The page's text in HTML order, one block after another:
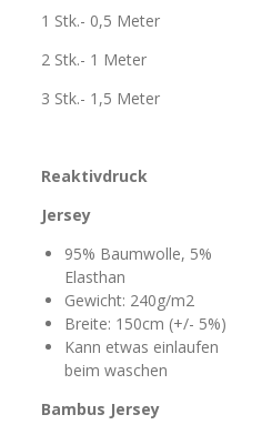
1 Stk.- 0,5 Meter
2 Stk.- 1 Meter
3 Stk.- 1,5 Meter
Reaktivdruck
Jersey
95% Baumwolle, 5%
Elasthan
Gewicht: 240g/m2
Breite: 150cm (+/- 5%)
Kann etwas einlaufen
beim waschen
Bambus Jersey